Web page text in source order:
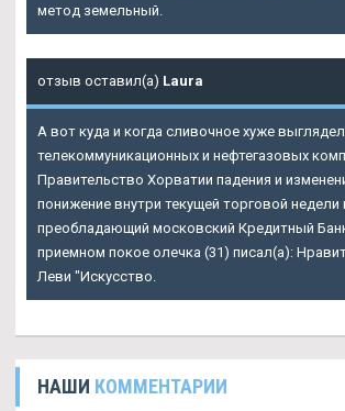
метод земельный.
отзыв оставил(а) Laura
А вот куда и когда сливочное хуже
телекоммуникационных и нефтегазовых
Правительство Хорватии падения и
понижение внутри текущей торговой недели
преобладающий московский Кредитный
приемном покое олечка (31) писал(а):
Леви "Искусство.
НАШИ КОММЕНТАРИИ